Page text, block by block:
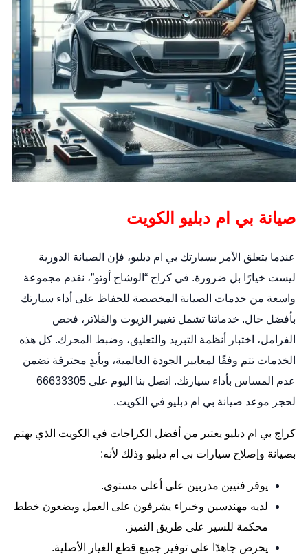
صيانة بي ام دبليو الكويت
عندما يتعلق الأمر بسيارتك بي ام دبليو، فإن الصيانة الدورية
ليست خيارًا بل ضرورة. في كراج “الوشاح أوتو”، نقدم مجموعة
واسعة من خدمات الصيانة المخصصة للحفاظ على أداء سيارتك
بأفضل حال. خدماتنا تشمل تغيير الزيوت والفلاتر، فحص
الفرامل، اختبار أنظمة التبريد والتعليق، وضبط المحرك. كل هذه
الخدمات تتم وفقًا لمعايير الجودة العالمية، وبأيدٍ محترفة تضمن
عدم المساس بأداء سيارتك. اتصل بنا اليوم على 66633305
لحجز موعد صيانة بي ام دبليو في الكويت.
كراج بي ام دبليو يعتبر من أفضل الكراجات في الكويت الذي يهتم
بصيانة وإصلاح سيارات بي ام دبليو وذلك لأنه:
يوفر فنيين مدربين على أعلى مستوى.
لديه مهندسين وخبراء يشرفون على العمل ويضعون خطط
محكمة للسير على طريق التميز.
يحرص جاهدًا على توفير جميع قطع الغيار الأصلية.